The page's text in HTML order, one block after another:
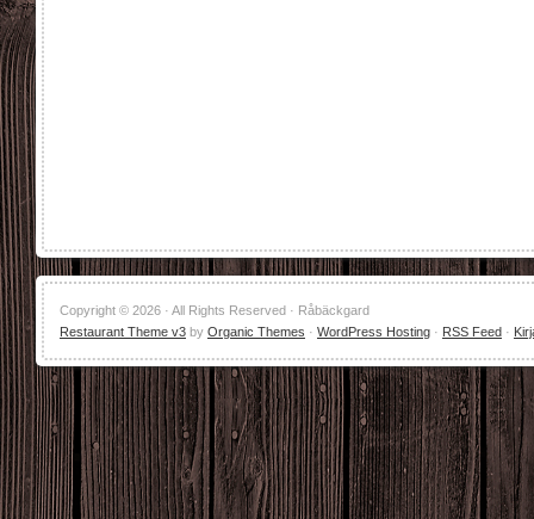
Copyright © 2026 · All Rights Reserved · Råbäckgard
Restaurant Theme v3 by Organic Themes · WordPress Hosting · RSS Feed ·